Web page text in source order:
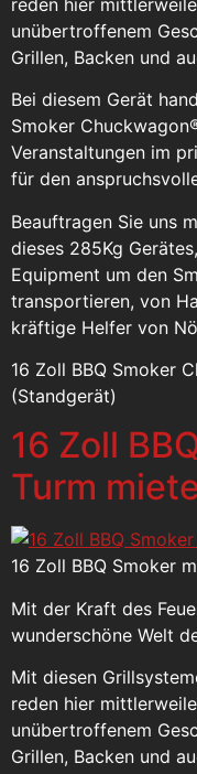
unübertroffenem
Grillen, Backen und
Bei diesem Gerät
Smoker
Veranstaltungen im
für den
Beauftragen Sie uns
dieses 285Kg
Equipment um den
transportieren, von
kräftige Helfer von
16 Zoll BBQ Smoker
(Standgerät)
16 Zoll
Turm
16 Zoll BBQ Smoker
Mit der Kraft des
wunderschöne Welt
Mit diesen
reden hier
unübertroffenem
Grillen, Backen und